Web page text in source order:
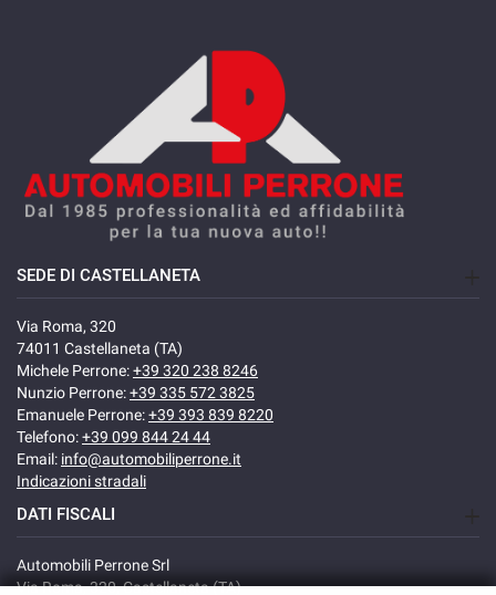
SEDE DI CASTELLANETA
Via Roma, 320
74011 Castellaneta (TA)
Michele Perrone:+39 320 238 8246
Nunzio Perrone:+39 335 572 3825
Emanuele Perrone:+39 393 839 8220
Telefono:+39 099 844 24 44
Email: info@automobiliperrone.it
Indicazioni stradali
DATI FISCALI
Automobili Perrone Srl
Via Roma, 320, Castellaneta (TA)